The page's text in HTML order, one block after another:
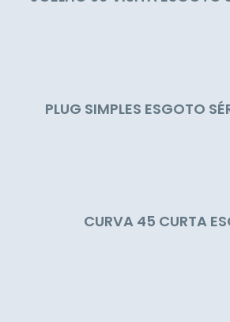
PLUG SIMPLES ESGOTO
CURVA 45 CURTA